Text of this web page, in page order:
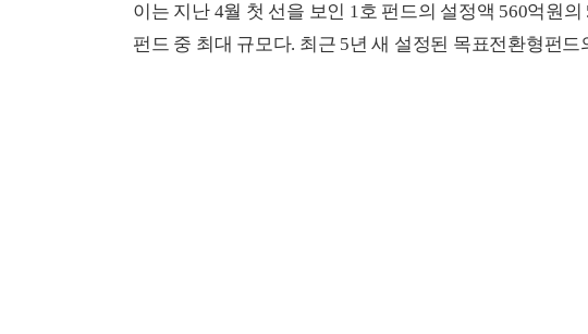
이는 지난 4월 첫 선을 보인 1호 펀드의 설정액 560억원
펀드 중 최대 규모다. 최근 5년 새 설정된 목표전환형펀